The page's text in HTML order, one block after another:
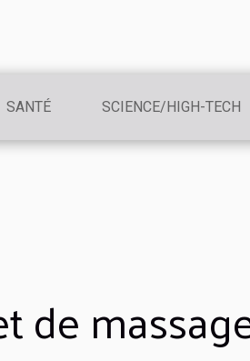
SANTÉ SCIENCE/HIGH-TECH
de